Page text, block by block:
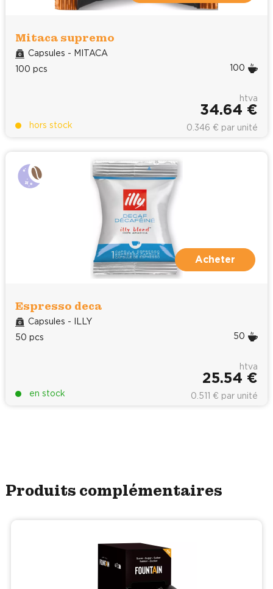
Mitaca supremo
Capsules - MITACA
100 pcs
100
hors stock
htva
34.64 €
0.346 € par unité
Acheter
Espresso deca
Capsules - ILLY
50 pcs
50
en stock
htva
25.54 €
0.511 € par unité
Produits complémentaires